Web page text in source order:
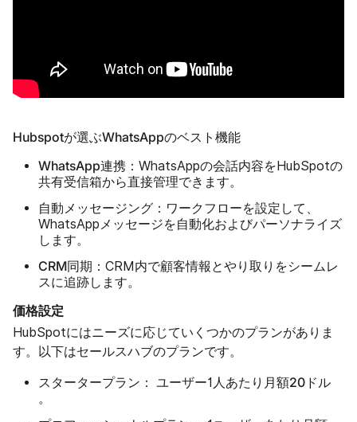
Hubspotが選ぶWhatsAppのベスト機能
WhatsApp連携 ：WhatsAppの会話内容をHubSpotの
共有受信箱から直接管理できます。
自動メッセージング ：ワークフローを設定して、
WhatsAppメッセージを自動化およびパーソナライズ
します。
CRM同期 ：CRM内で顧客情報とやり取りをシームレ
スに追跡します。
価格設定
HubSpotにはニーズに応じていくつかのプランがありま
す。以下はセールスハブのプランです。
スタータープラン： ユーザー1人あたり月額20ドル
。